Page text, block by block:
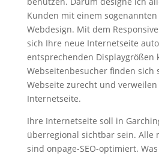
Kunden mit einem sogenannten
Webdesign. Mit dem
sich Ihre neue Internetseite
entsprechenden Displaygrößen
Webseitenbesucher finden sich
Webseite zurecht und
Internetseite.
Ihre Internetseite soll in
überregional sichtbar sein. Alle
sind onpage-SEO-optimiert. Was